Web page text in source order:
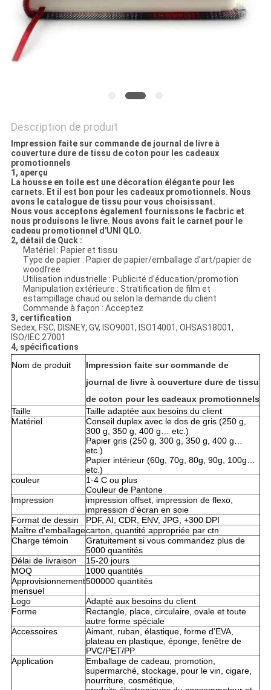
Description de produit
Impression faite sur commande de journal de livre à
couverture dure de tissu de coton pour les cadeaux
promotionnels
1, aperçu
La housse en toile est une décoration élégante pour les
carnets. Et il est bon pour les cadeaux promotionnels. Nous
avons le catalogue de tissu pour vous choisissant.
Nous vous acceptons également fournissons le facbric et
nous produisons le livre. Nous avons fait le carnet pour le
cadeau promotionnel d'UNI QLO.
2, détail de Quck :
Matériel : Papier et tissu
Type de papier : Papier de papier/emballage d'art/papier de
woodfree
Utilisation industrielle : Publicité d'éducation/promotion
Manipulation extérieure : Stratification de film et
estampillage chaud ou selon la demande du client
Commande à façon : Acceptez
3, certification
Sedex, FSC, DISNEY, GV, ISO9001, ISO14001, OHSAS18001,
ISO/IEC 27001
4, spécifications
Nom de produit
Impression faite sur commande de
journal de livre à couverture dure de tissu
de coton pour les cadeaux promotionnels
Taille
Taille adaptée aux besoins du client
Matériel
Conseil duplex avec le dos de gris (250 g,
300 g, 350 g, 400 g… etc.)
Papier gris (250 g, 300 g, 350 g, 400 g…
etc.)
Papier intérieur (60g, 70g, 80g, 90g, 100g…
etc.)
couleur
1-4 C ou plus
Couleur de Pantone
Impression
impression offset, impression de flexo,
impression d'écran en soie
Format de dessin
PDF, AI, CDR, ENV, JPG, +300 DPI
Maître d'emballagecarton, quantité appropriée par ctn
Charge témoin
Gratuitement si vous commandez plus de
5000 quantités
Délai de livraison
15-20 jours
MOQ
1000 quantités
Approvisionnement
mensuel
500000 quantités
Logo
Adapté aux besoins du client
Forme
Rectangle, place, circulaire, ovale et toute
autre forme spéciale
Accessoires
Aimant, ruban, élastique, forme d'EVA,
plateau en plastique, éponge, fenêtre de
PVC/PET/PP
Application
Emballage de cadeau, promotion,
supermarché, stockage, pour le vin, cigare,
nourriture, cosmétique,